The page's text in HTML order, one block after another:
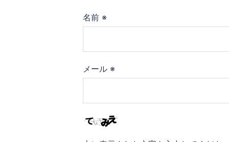
名前 ※
メール ※